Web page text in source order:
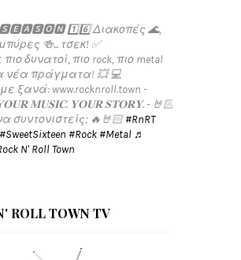
🆂🅴🅰🆂🅾🅽 1️⃣6️⃣ Διακοπές 🌊,
🍻... τσεκ! ✅️
δυνατοί, πιο rock, πιο metal
νέα πράγματα! 💥 💻
ξανά: www.rocknroll.town -
𝐌𝐔𝐒𝐈𝐂. 𝐘𝐎𝐔𝐑 𝐒𝐓𝐎𝐑𝐘. - 🤘🏻
συντονιστείς; 🔥🤘🏻#RnRT
#SweetSixteen #Rock #Metal ♬
N' Roll Town
ROLL TOWN TV